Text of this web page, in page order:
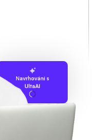
Navrhování s
UltaAI